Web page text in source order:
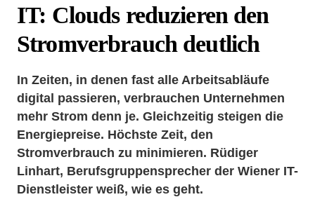
IT: Clouds reduzieren den
Stromverbrauch deutlich
In Zeiten, in denen fast alle Arbeitsabläufe
digital passieren, verbrauchen Unternehmen
mehr Strom denn je. Gleichzeitig steigen die
Energiepreise. Höchste Zeit, den
Stromverbrauch zu minimieren. Rüdiger
Linhart, Berufsgruppensprecher der Wiener IT-
Dienstleister weiß, wie es geht.